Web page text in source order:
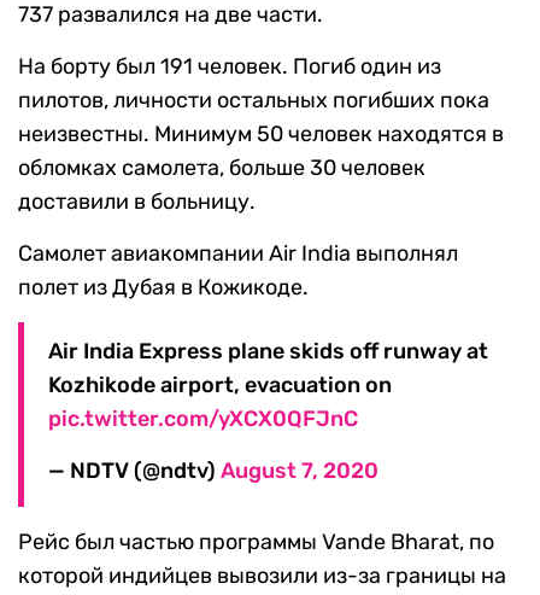
737 развалился на две части.
На борту был 191 человек. Погиб один из
пилотов, личности остальных погибших пока
неизвестны. Минимум 50 человек находятся в
обломках самолета, больше 30 человек
доставили в больницу.
Самолет авиакомпании Air India выполнял
полет из Дубая в Кожикоде.
Air India Express plane skids off runway at
Kozhikode airport, evacuation on
pic.twitter.com/yXCX0QFJnC
— NDTV (@ndtv) August 7, 2020
Рейс был частью программы Vande Bharat, по
которой индийцев вывозили из-за границы на